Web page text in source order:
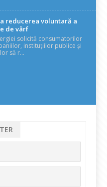
reducerea voluntară a
de vârf
solicită consumatorilor
instituțiilor publice și
să r...